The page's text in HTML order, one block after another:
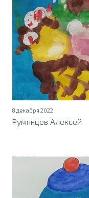
8 декабря 2022
Румянцев Алексей